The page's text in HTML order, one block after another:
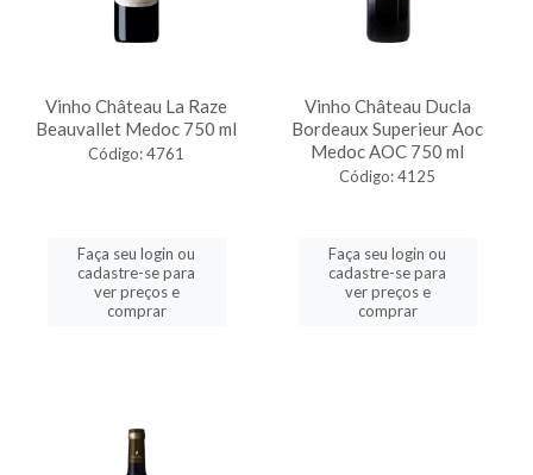
Vinho Château La Raze
Beauvallet Medoc 750 ml
Código: 4761
Faça seu login ou
cadastre-se para
ver preços e
comprar
Vinho Château Ducla
Bordeaux Superieur Aoc
Medoc AOC 750 ml
Código: 4125
Faça seu login ou
cadastre-se para
ver preços e
comprar